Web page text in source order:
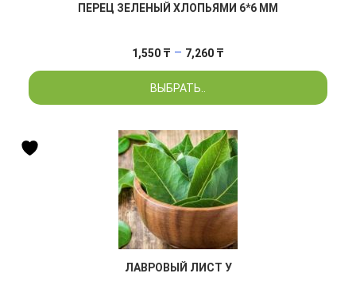
ПЕРЕЦ ЗЕЛЕНЫЙ ХЛОПЬЯМИ 6*6 ММ
1,550 ₸ – 7,260 ₸
цен:
–
7,260 ₸
ВЫБРАТЬ..
ЛАВРОВЫЙ ЛИСТ У